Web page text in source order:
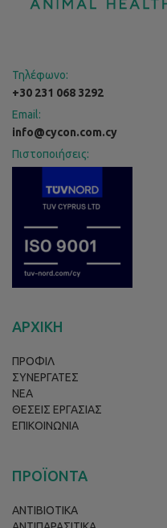
Τηλέφωνο:
+30 231 068 3292
Email:
info@cycon.com.cy
Πιστοποιήσεις:
ΑΡΧΙΚΗ
ΠΡΟΦΙΛ
ΣΥΝΕΡΓΑΤΕΣ
ΝΕΑ
ΘΕΣΕΙΣ ΕΡΓΑΣΙΑΣ
ΕΠΙΚΟΙΝΩΝΙΑ
ΠΡΟΪΟΝΤΑ
ΑΝΤΙΒΙΟΤΙΚΑ